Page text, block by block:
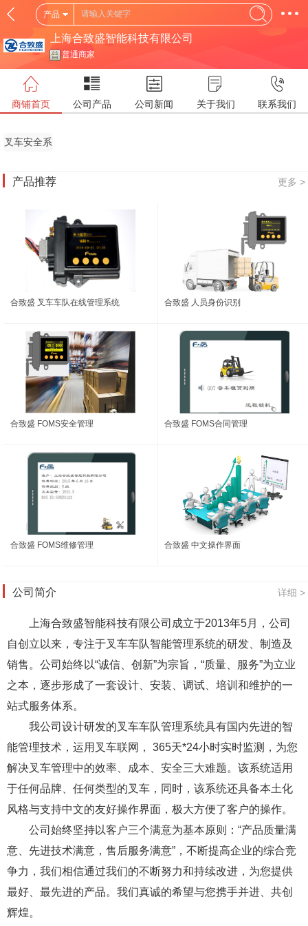
产品
上海合致盛智能科技有限公司
普通商家
商铺首页 公司产品 公司新闻 关于我们 联系我们
叉车安全系
产品推荐 更多 >
合致盛 叉车车队在线管理系统 合致盛 人员身份识别
合致盛 FOMS安全管理 合致盛 FOMS合同管理
合致盛 FOMS维修管理 合致盛 中文操作界面
公司简介 详细 >
上海合致盛智能科技有限公司成立于2013年5月，公司
自创立以来，专注于叉车车队智能管理系统的研发、制造及
销售。公司始终以“诚信、创新”为宗旨，“质量、服务”为立业
之本，逐步形成了一套设计、安装、调试、培训和维护的一
站式服务体系。
我公司设计研发的叉车车队管理系统具有国内先进的智
能管理技术，运用叉车联网， 365天*24小时实时监测，为您
解决叉车管理中的效率、成本、安全三大难题。该系统适用
于任何品牌、任何类型的叉车，同时，该系统还具备本土化
风格与支持中文的友好操作界面，极大方便了客户的操作。
公司始终坚持以客户三个满意为基本原则：“产品质量满
意、先进技术满意，售后服务满意”，不断提高企业的综合竞
争力，我们相信通过我们的不断努力和持续改进，为您提供
最好、最先进的产品。我们真诚的希望与您携手并进、共创
辉煌。